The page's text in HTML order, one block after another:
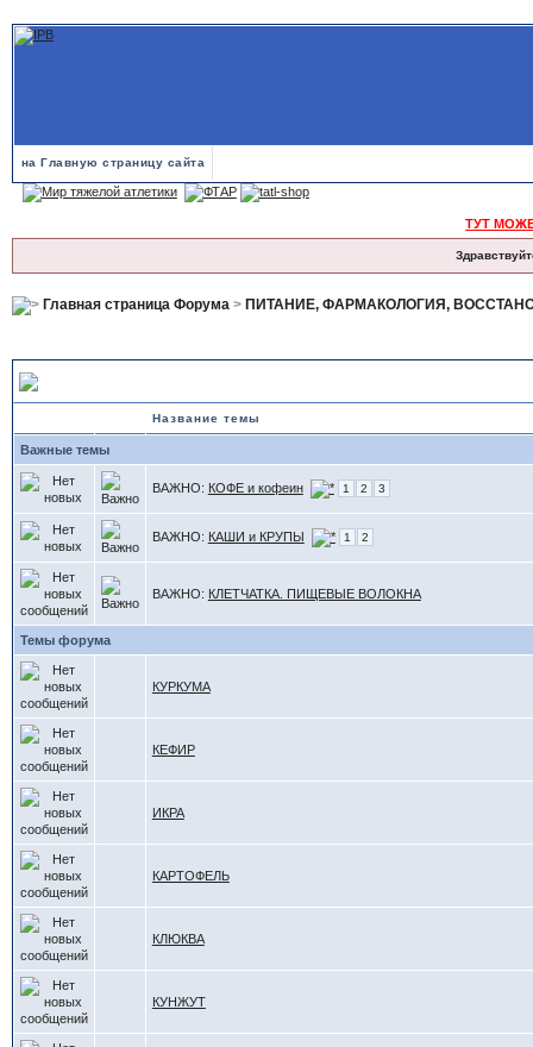
на Главную страницу сайта
ТУТ
Главная страница Форума> ПИТАНИЕ, ФАРМАКОЛОГИЯ,
Название темы
Важные темы
ВАЖНО: КОФЕ и кофеин 1 2 3
ВАЖНО: КАШИ и КРУПЫ 1 2
ВАЖНО: КЛЕТЧАТКА. ПИЩЕВЫЕ ВОЛОКНА
Темы форума
КУРКУМА
КЕФИР
ИКРА
КАРТОФЕЛЬ
КЛЮКВА
КУНЖУТ